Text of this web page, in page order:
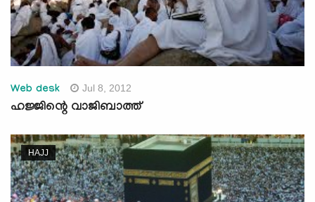
Web desk Jul 8, 2012
ഹജ്ജിന്റെ വാജിബാത്ത്
HAJJ